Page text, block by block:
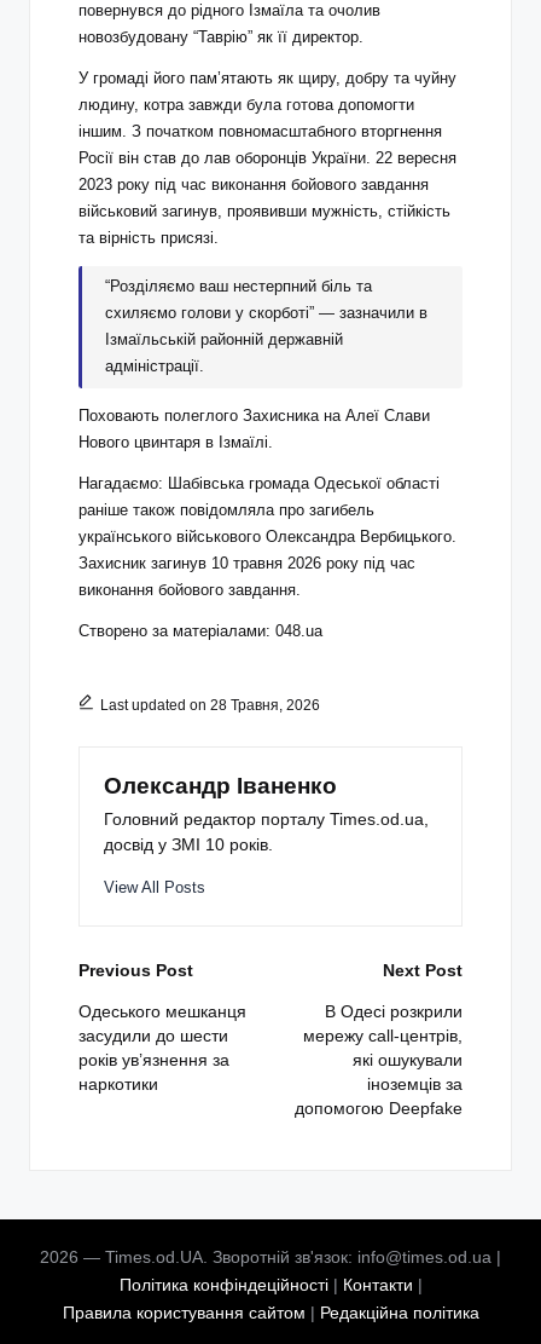
повернувся до рідного Ізмаїла та очолив
новозбудовану “Таврію” як її директор.
У громаді його пам’ятають як щиру, добру та чуйну
людину, котра завжди була готова допомогти
іншим. З початком повномасштабного вторгнення
Росії він став до лав оборонців України. 22 вересня
2023 року під час виконання бойового завдання
військовий загинув, проявивши мужність, стійкість
та вірність присязі.
“Розділяємо ваш нестерпний біль та
схиляємо голови у скорботі” — зазначили в
Ізмаїльській районній державній
адміністрації.
Поховають полеглого Захисника на Алеї Слави
Нового цвинтаря в Ізмаїлі.
Нагадаємо: Шабівська громада Одеської області
раніше також повідомляла про загибель
українського військового Олександра Вербицького.
Захисник загинув 10 травня 2026 року під час
виконання бойового завдання.
Створено за матеріалами: 048.ua
Last updated on 28 Травня, 2026
Олександр Іваненко
Головний редактор порталу Times.od.ua,
досвід у ЗМІ 10 років.
View All Posts
Post
navigation
Previous Post
Одеського мешканця
засудили до шести
років ув’язнення за
наркотики
Next Post
В Одесі розкрили
мережу call-центрів,
які ошукували
іноземців за
допомогою Deepfake
2026 — Times.od.UA. Зворотній зв'язок: info@times.od.ua |
Політика конфіндеційності| Контакти
Правила користування сайтом
Редакційна політика